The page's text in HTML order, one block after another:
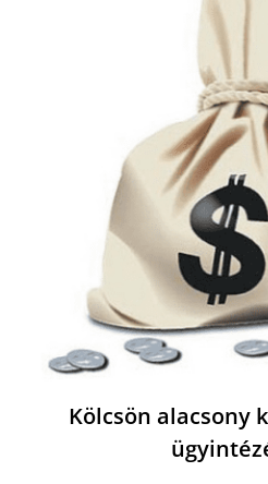
Kölcsön alacsony